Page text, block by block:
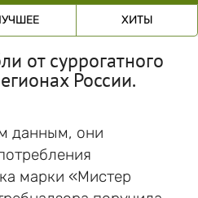
ХИТЫ
от суррогатного
России.
данным, они
марки «Мистер